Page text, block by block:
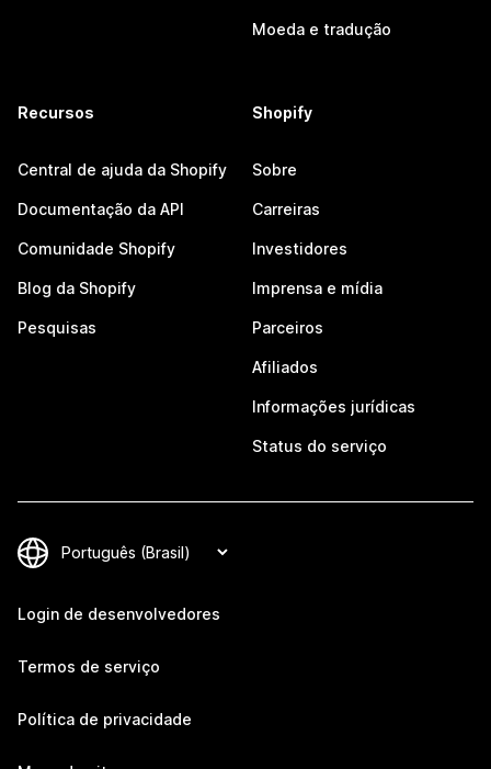
Moeda e tradução
Recursos
Central de ajuda da Shopify
Documentação da API
Comunidade Shopify
Blog da Shopify
Pesquisas
Shopify
Sobre
Carreiras
Investidores
Imprensa e mídia
Parceiros
Afiliados
Informações jurídicas
Status do serviço
Login de desenvolvedores
Termos de serviço
Política de privacidade